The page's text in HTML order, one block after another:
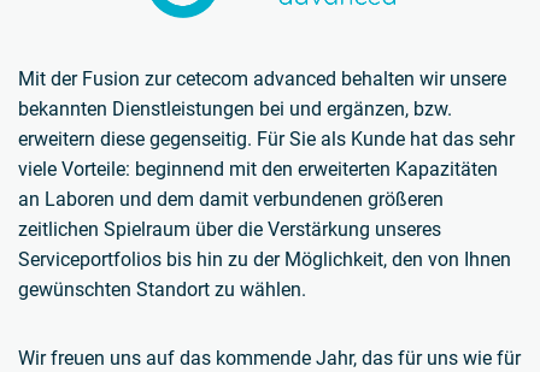
Mit der Fusion zur cetecom advanced behalten wir unsere
bekannten Dienstleistungen bei und ergänzen, bzw.
erweitern diese gegenseitig. Für Sie als Kunde hat das sehr
viele Vorteile: beginnend mit den erweiterten Kapazitäten
an Laboren und dem damit verbundenen größeren
zeitlichen Spielraum über die Verstärkung unseres
Serviceportfolios bis hin zu der Möglichkeit, den von Ihnen
gewünschten Standort zu wählen.
Wir freuen uns auf das kommende Jahr, das für uns wie für